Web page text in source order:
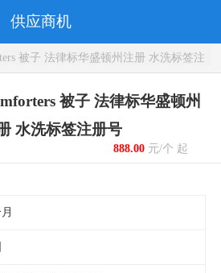
供应商机
被子 法律标华盛顿州注册 水洗标签注
被子 法律标华盛顿州
水洗标签注册号
888.00元/个 起